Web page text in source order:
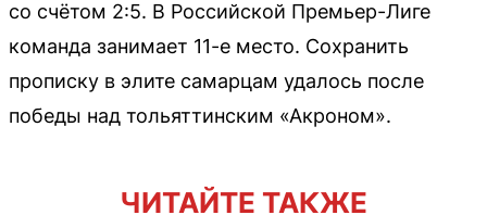
со счётом 2:5. В Российской Премьер-Лиге
команда занимает 11-е место. Сохранить
прописку в элите самарцам удалось после
победы над тольяттинским «Акроном».
ЧИТАЙТЕ ТАКЖЕ